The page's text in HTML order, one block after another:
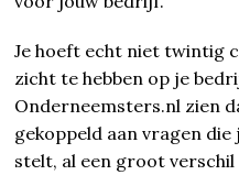
Je hoeft echt niet twintig
zicht te hebben op je
Onderneemsters.nl zien
gekoppeld aan vragen
stelt, al een groot